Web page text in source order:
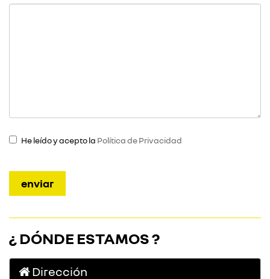
He leído y acepto la Política de Privacidad
¿ DÓNDE ESTAMOS ?
Dirección